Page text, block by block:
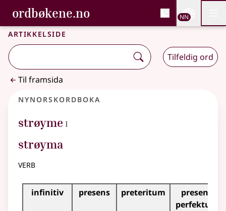
Gå til hovudinnhald
Tilgjenge
ordbøkene.no, Bokmålsordboka og
Bokmålsordboka og Nynorskordboka
NN
Artikkelside
Tilfeldig ord
Til framsida
Nynorskordboka
strøyme 1
I
strøyma
verb
Bøyningstabell for dette verbet
infinitiv presens preteritum
presens
perfektum